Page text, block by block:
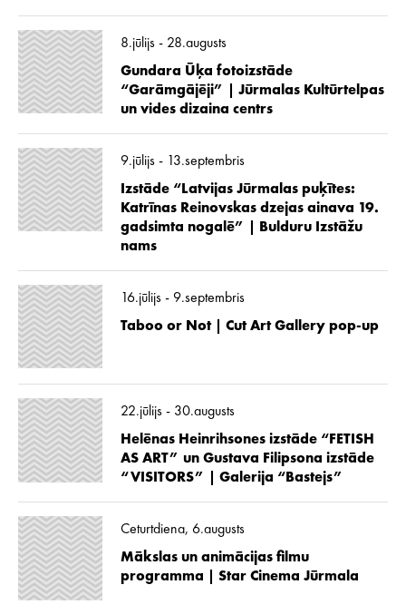
8.jūlijs - 28.augusts
Gundara Ūķa fotoizstāde
“Garāmgājēji” | Jūrmalas Kultūrtelpas
un vides dizaina centrs
9.jūlijs - 13.septembris
Izstāde “Latvijas Jūrmalas puķītes:
Katrīnas Reinovskas dzejas ainava 19.
gadsimta nogalē” | Bulduru Izstāžu
nams
16.jūlijs - 9.septembris
Taboo or Not | Cut Art Gallery pop-up
22.jūlijs - 30.augusts
Helēnas Heinrihsones izstāde “FETISH
AS ART” un Gustava Filipsona izstāde
“VISITORS” | Galerija “Bastejs”
Ceturtdiena, 6.augusts
Mākslas un animācijas filmu
programma | Star Cinema Jūrmala